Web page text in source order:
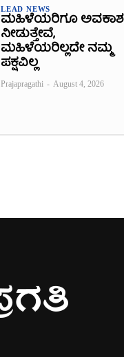
LEAD NEWS
ಮಹಿಳೆಯರಿಗೂ ಅವಕಾಶ
ನೀಡುತ್ತೇವೆ,
ಮಹಿಳೆಯರಿಲ್ಲದೇ ನಮ್ಮ
ಪಕ್ಷವಿಲ್ಲ
Prajapragathi - August 4, 2026